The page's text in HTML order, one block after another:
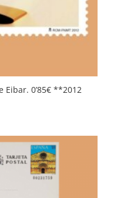
Eibar. 0’85€ **2012